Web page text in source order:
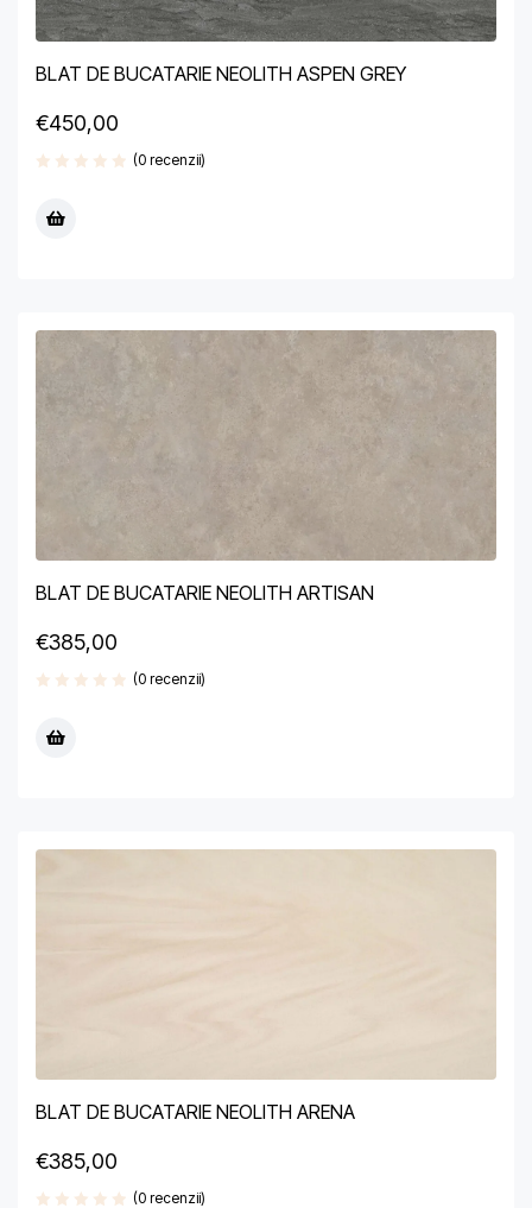
BLAT DE BUCATARIE NEOLITH ASPEN GREY
€450,00
(0 recenzii)
BLAT DE BUCATARIE NEOLITH ARTISAN
€385,00
(0 recenzii)
BLAT DE BUCATARIE NEOLITH ARENA
€385,00
(0 recenzii)